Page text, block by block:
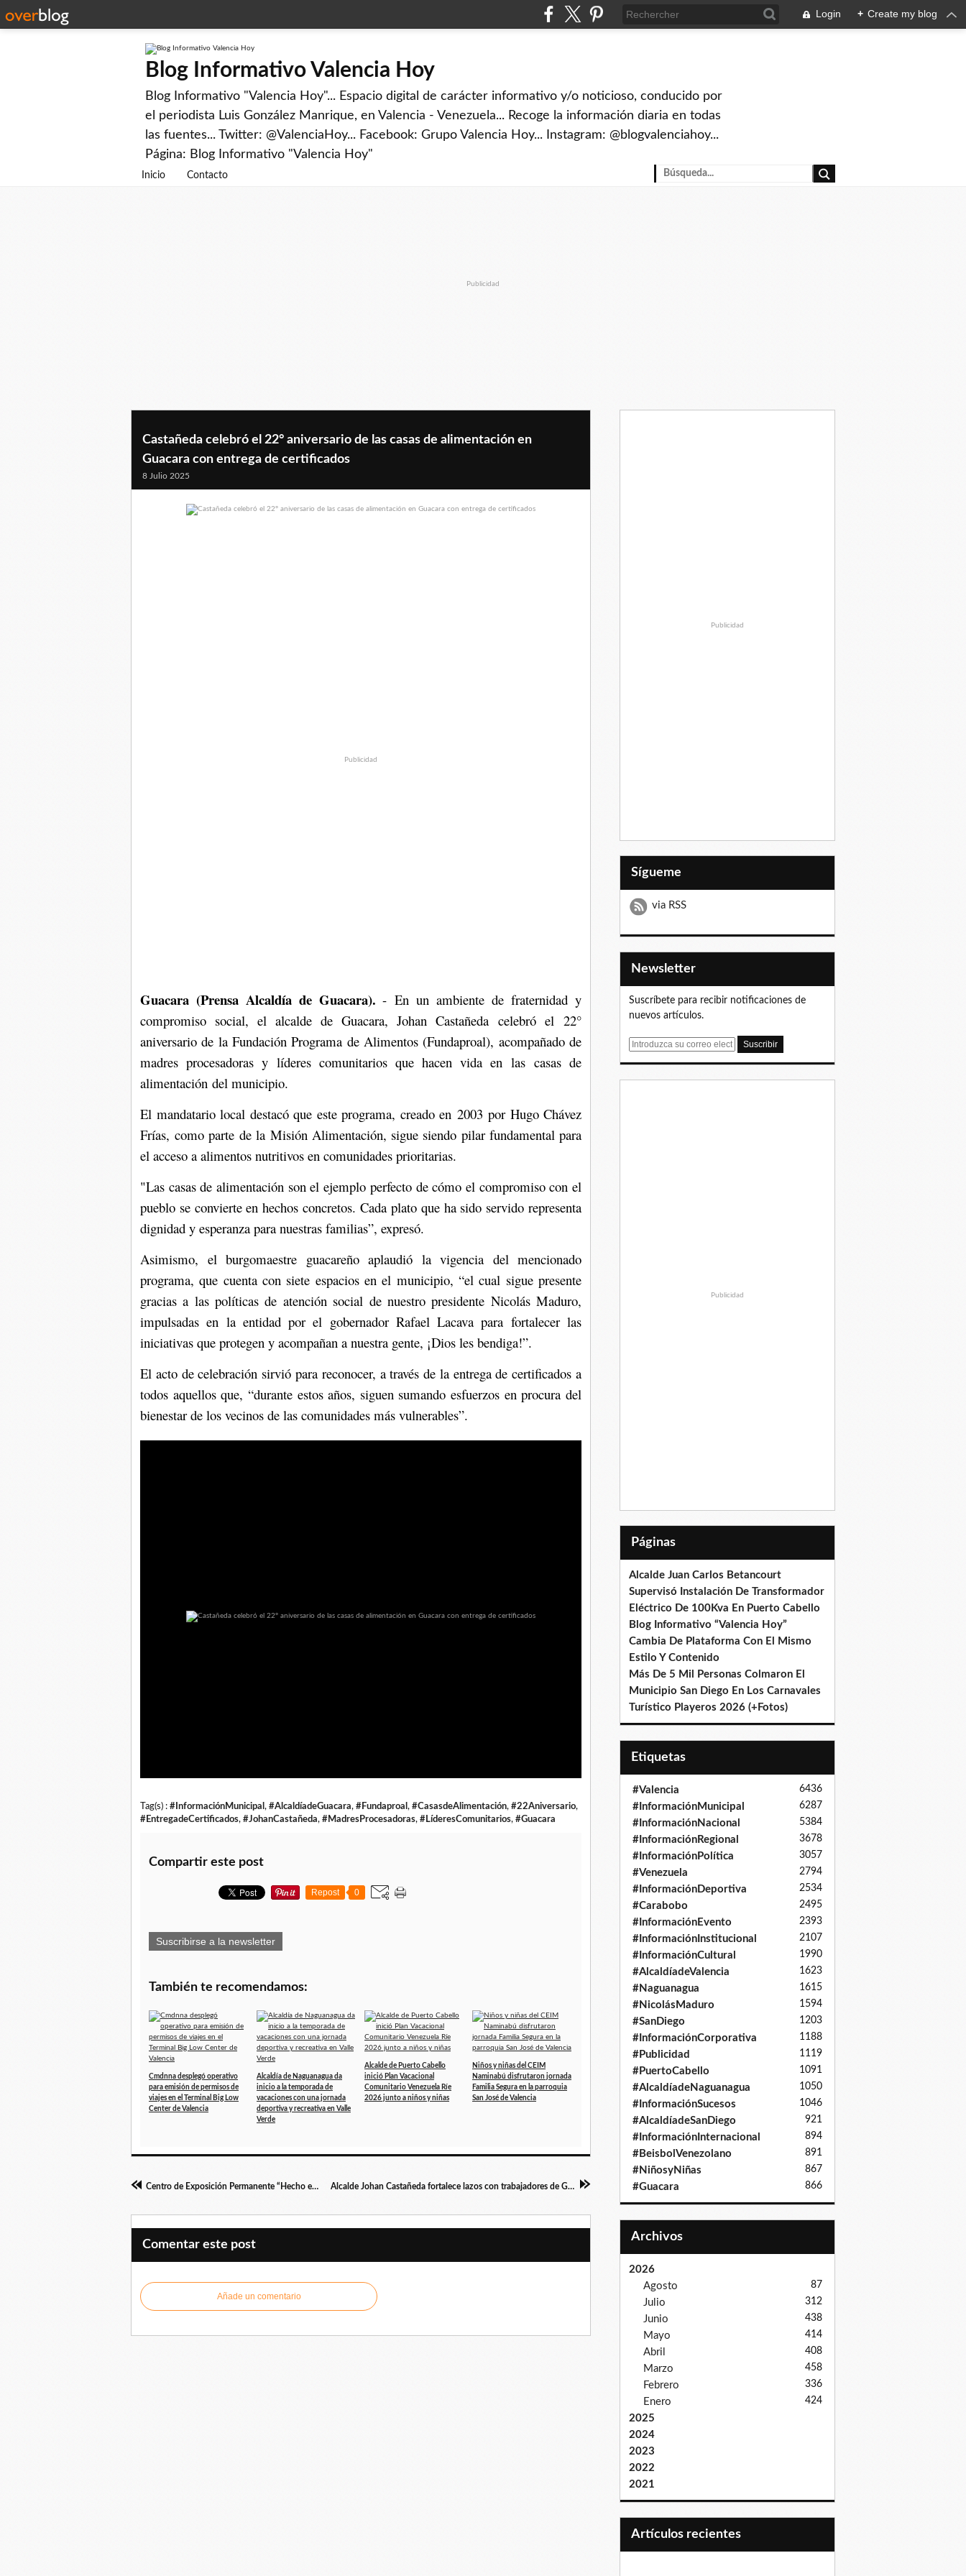
Login + Create my blog
Blog Informativo Valencia Hoy
Blog Informativo "Valencia Hoy"... Espacio digital de carácter informativo y/o noticioso, conducido por
el periodista Luis González Manrique, en Valencia - Venezuela... Recoge la información diaria en todas
las fuentes... Twitter: @ValenciaHoy... Facebook: Grupo Valencia Hoy... Instagram: @blogvalenciahoy...
Página: Blog Informativo "Valencia Hoy"
Inicio Contacto
Publicidad
Castañeda celebró el 22° aniversario de las casas de alimentación en
Guacara con entrega de certificados
8 Julio 2025
Publicidad
Guacara (Prensa Alcaldía de Guacara). - En un ambiente de fraternidad y
compromiso social, el alcalde de Guacara, Johan Castañeda celebró el 22°
aniversario de la Fundación Programa de Alimentos (Fundaproal), acompañado de
madres procesadoras y líderes comunitarios que hacen vida en las casas de
alimentación del municipio.
El mandatario local destacó que este programa, creado en 2003 por Hugo Chávez
Frías, como parte de la Misión Alimentación, sigue siendo pilar fundamental para
el acceso a alimentos nutritivos en comunidades prioritarias.
"Las casas de alimentación son el ejemplo perfecto de cómo el compromiso con el
pueblo se convierte en hechos concretos. Cada plato que ha sido servido representa
dignidad y esperanza para nuestras familias”, expresó.
Asimismo, el burgomaestre guacareño aplaudió la vigencia del mencionado
programa, que cuenta con siete espacios en el municipio, “el cual sigue presente
gracias a las políticas de atención social de nuestro presidente Nicolás Maduro,
impulsadas en la entidad por el gobernador Rafael Lacava para fortalecer las
iniciativas que protegen y acompañan a nuestra gente, ¡Dios les bendiga!”.
El acto de celebración sirvió para reconocer, a través de la entrega de certificados a
todos aquellos que, “durante estos años, siguen sumando esfuerzos en procura del
bienestar de los vecinos de las comunidades más vulnerables”.
Tag(s) : #InformaciónMunicipal , #AlcaldíadeGuacara, #Fundaproal , #CasasdeAlimentación, #22Aniversario,
#EntregadeCertificados, #JohanCastañeda, #MadresProcesadoras, #LíderesComunitarios, #Guacara
Compartir este post
Repost 0
Suscribirse a la newsletter
También te recomendamos:
Cmdnna desplegó operativo
para emisión de permisos de
viajes en el Terminal Big Low
Center de Valencia
Alcaldía de Naguanagua da
inicio a la temporada de
vacaciones con una jornada
deportiva y recreativa en Valle
Verde
Alcalde de Puerto Cabello
inició Plan Vacacional
Comunitario Venezuela Ríe
2026 junto a niños y niñas
Niños y niñas del CEIM
Naminabú disfrutaron jornada
Familia Segura en la parroquia
San José de Valencia
Centro de Exposición Permanente “Hecho en Comuna” inauguran en Naguanagua Alcalde Johan Castañeda fortalece lazos con trabajadores de Guacara en jornada de integración y reconocimiento
Comentar este post
Añade un comentario
Publicidad
Sígueme
via RSS
Newsletter
Suscríbete para recibir notificaciones de
nuevos artículos.
E
Publicidad
Páginas
Alcalde Juan Carlos Betancourt
Supervisó Instalación De Transformador
Eléctrico De 100Kva En Puerto Cabello
Blog Informativo “Valencia Hoy”
Cambia De Plataforma Con El Mismo
Estilo Y Contenido
Más De 5 Mil Personas Colmaron El
Municipio San Diego En Los Carnavales
Turístico Playeros 2026 (+Fotos)
Etiquetas
#Valencia 6436
#InformaciónMunicipal 6287
#InformaciónNacional 5384
#InformaciónRegional 3678
#InformaciónPolítica 3057
#Venezuela 2794
#InformaciónDeportiva 2534
#Carabobo 2495
#InformaciónEvento 2393
#InformaciónInstitucional 2107
#InformaciónCultural 1990
#AlcaldíadeValencia 1623
#Naguanagua 1615
#NicolásMaduro 1594
#SanDiego 1203
#InformaciónCorporativa 1188
#Publicidad 1119
#PuertoCabello 1091
#AlcaldíadeNaguanagua 1050
#InformaciónSucesos 1046
#AlcaldíadeSanDiego 921
#InformaciónInternacional 894
#BeisbolVenezolano 891
#NiñosyNiñas 867
#Guacara 866
Archivos
2026
Agosto
87
Julio 312
Junio 438
Mayo 414
Abril 408
Marzo 458
Febrero 336
Enero 424
2025
2024
2023
2022
2021
Artículos recientes